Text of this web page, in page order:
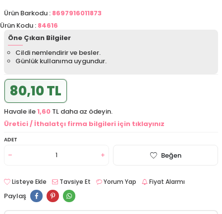
Ürün Barkodu : 8697916011873
Ürün Kodu : 84616
Öne Çıkan Bilgiler
Cildi nemlendirir ve besler.
Günlük kullanıma uygundur.
80,10 TL
Havale ile1,60 TL daha az ödeyin.
Üretici / İthalatçı firma bilgileri için tıklayınız
ADET
Beğen
Listeye Ekle Tavsiye Et Yorum Yap Fiyat Alarmı
Paylaş